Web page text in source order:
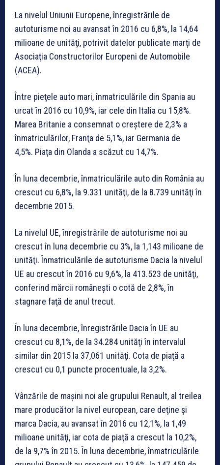
La nivelul Uniunii Europene, înregistrările de
autoturisme noi au avansat în 2016 cu 6,8%, la 14,64
milioane de unităţi, potrivit datelor publicate marţi de
Asociaţia Constructorilor Europeni de Automobile
(ACEA).
Între pieţele auto mari, înmatriculările din Spania au
urcat în 2016 cu 10,9%, iar cele din Italia cu 15,8%.
Marea Britanie a consemnat o creştere de 2,3% a
înmatriculărilor, Franţa de 5,1%, iar Germania de
4,5%. Piaţa din Olanda a scăzut cu 14,7%.
În luna decembrie, înmatriculările auto din România au
crescut cu 6,8%, la 9.331 unităţi, de la 8.739 unităţi în
decembrie 2015.
La nivelul UE, înregistrările de autoturisme noi au
crescut în luna decembrie cu 3%, la 1,143 milioane de
unităţi. Înmatriculările de autoturisme Dacia la nivelul
UE au crescut în 2016 cu 9,6%, la 413.523 de unităţi,
conferind mărcii româneşti o cotă de 2,8%, în
stagnare faţă de anul trecut.
În luna decembrie, înregistrările Dacia în UE au
crescut cu 8,1%, de la 34.284 unităţi în intervalul
similar din 2015 la 37,061 unităţi. Cota de piaţă a
crescut cu 0,1 puncte procentuale, la 3,2%.
Vânzările de maşini noi ale grupului Renault, al treilea
mare producător la nivel european, care deţine şi
marca Dacia, au avansat în 2016 cu 12,1%, la 1,49
milioane unităţi, iar cota de piaţă a crescut la 10,2%,
de la 9,7% în 2015. În luna decembrie, înmatriculările